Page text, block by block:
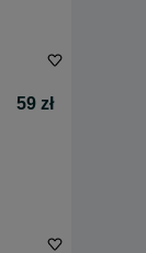
59 zł